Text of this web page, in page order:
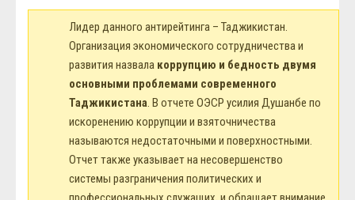
Лидер данного антирейтинга – Таджикистан.
Организация экономического сотрудничества и
развития назвала коррупцию и бедность двумя
основными проблемами современного
Таджикистана. В отчете ОЭСР усилия Душанбе по
искоренению коррупции и взяточничества
называются недостаточными и поверхностными.
Отчет также указывает на несовершенство
системы разграничения политических и